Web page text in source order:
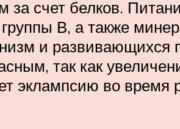
за счет белков.
В, а также
и развивающихся
так как
эклампсию во время